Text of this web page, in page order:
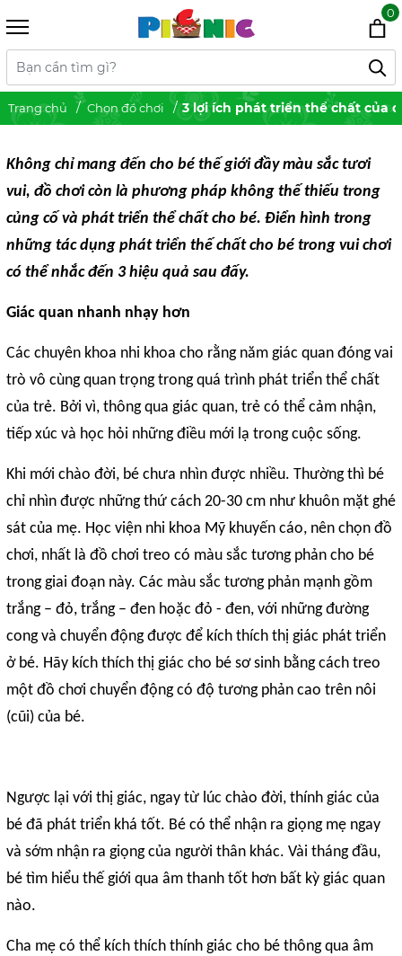
0
Trang chủ Chọn đồ chơi 3 lợi ích phát triển thể chất của
Không chỉ mang đến cho bé thế giới đầy màu sắc tươi
vui, đồ chơi còn là phương pháp không thế thiếu trong
củng cố và phát triển thể chất cho bé. Điển hình trong
những tác dụng phát triển thế chất cho bé trong vui chơi
có thể nhắc đến 3 hiệu quả sau đấy.
Giác quan nhanh nhạy hơn
Các chuyên khoa nhi khoa cho rằng năm giác quan đóng vai
trò vô cùng quan trọng trong quá trình phát triển thể chất
của trẻ. Bởi vì, thông qua giác quan, trẻ có thể cảm nhận,
tiếp xúc và học hỏi những điều mới lạ trong cuộc sống.
Khi mới chào đời, bé chưa nhìn được nhiều. Thường thì bé
chỉ nhìn được những thứ cách 20-30 cm như khuôn mặt ghé
sát của mẹ. Học viện nhi khoa Mỹ khuyến cáo, nên chọn đồ
chơi, nhất là đồ chơi treo có màu sắc tương phản cho bé
trong giai đoạn này. Các màu sắc tương phản mạnh gồm
trắng – đỏ, trắng – đen hoặc đỏ - đen, với những đường
cong và chuyển động được để kích thích thị giác phát triển
ở bé. Hãy kích thích thị giác cho bé sơ sinh bằng cách treo
một đồ chơi chuyển động có độ tương phản cao trên nôi
(cũi) của bé.
Ngược lại với thị giác, ngay từ lúc chào đời, thính giác của
bé đã phát triển khá tốt. Bé có thể nhận ra giọng mẹ ngay
và sớm nhận ra giọng của người thân khác. Vài tháng đầu,
bé tìm hiểu thế giới qua âm thanh tốt hơn bất kỳ giác quan
nào.
Cha mẹ có thể kích thích thính giác cho bé thông qua âm